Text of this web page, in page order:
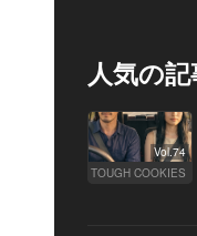
人気の
Vol.74
TOUGH COOKIES